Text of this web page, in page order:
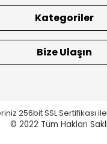
Kategoriler
Bize Ulaşın
256bit SSL Sertifikası
© 2022 Tüm Hakları